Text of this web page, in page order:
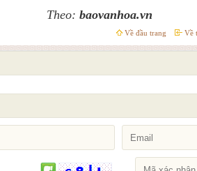
Theo: baovanhoa.vn
Về đầu trang Về